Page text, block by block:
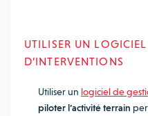
UTILISER UN
D’INTERVENTIONS
Utiliser un logiciel de
piloter l’activité terrain